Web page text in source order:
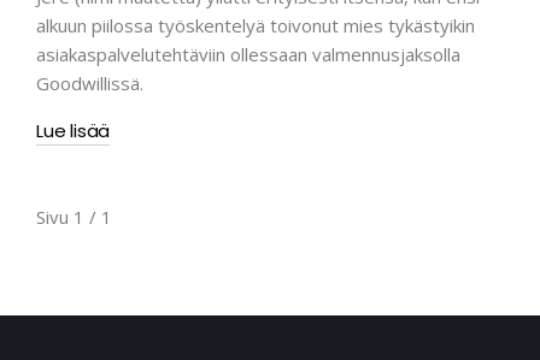
alkuun piilossa työskentelyä toivonut mies tykästyikin
asiakaspalvelutehtäviin ollessaan valmennusjaksolla
Goodwillissä.
Lue lisää
Sivu 1 / 1